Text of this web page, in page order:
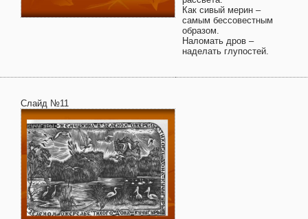
Как сивый мерин –
самым бессовестным
образом.
Наломать дров –
наделать глупостей.
Слайд №11